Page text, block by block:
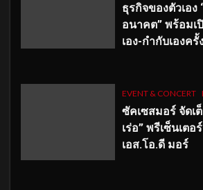
ธุรกิจของตัวเอง
อนาคต” พร้อมเ
เอง-กำกับเองครั้
EVENT & CONCERT
ซัคเซสมอร์ จัดเ
เร่อ” พรีเซ็นเต
เอส.โอ.ดี มอร์